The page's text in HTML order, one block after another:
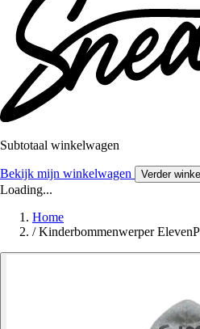
Subtotaal winkelwagen
Bekijk mijn winkelwagen Verder
Loading...
Home
/ Kinderbommenwerper